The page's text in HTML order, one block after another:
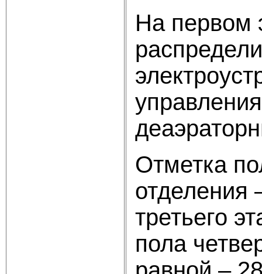
На первом
Отметка
отделения
третьего
пола